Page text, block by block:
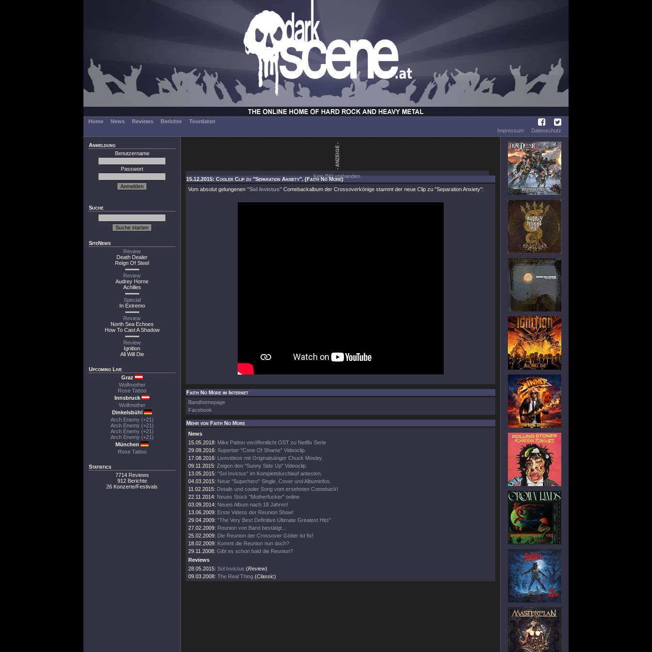
Home News Reviews Berichte
Tourdaten
Impressum
Datenschutz
Anmeldung
Benutzername
Passwort
Suche
SiteNews
Review
Death Dealer
Reign Of Steel
Review
Audrey Horne
Achilles
Special
In Extremo
Review
North Sea Echoes
How To Cast A Shadow
Review
Ignition
All Will Die
Upcoming Live
Graz
Wolfmother
Rose Tattoo
Innsbruck
Wolfmother
Dinkelsbühl
Arch Enemy (+21)
Arch Enemy (+21)
Arch Enemy (+21)
Arch Enemy (+21)
München
Rose Tattoo
Statistics
7714 Reviews
912 Berichte
26 Konzerte/Festivals
Kein Bild vorhanden.
15.12.2015: Cooler Clip zu "Separation Anxiety". (Faith No More)
Vom absolut gelungenen "Sol Invictus" Comebackalbum der Crossoverkönige stammt der neue Clip zu "Separation Anxiety":
Faith No More im Internet
Bandhomepage
Facebook
Mehr von Faith No More
News
15.05.2018: Mike Patton veröffentlicht OST zu Netflix Serie
29.09.2016: Superber "Cone Of Shame" Videoclip.
17.08.2016: Livevideos mit Originalsänger Chuck Mosley.
09.11.2015: Zeigen den "Sunny Side Up" Videoclip.
13.05.2015: "Sol Invictus" im Komplettdurchlauf antesten.
04.03.2015: Neue "Superhero" Single, Cover und Albuminfos.
11.02.2015: Details und cooler Song vom ersehnten Comeback!
22.11.2014: Neues Stück "Motherfucker" online
03.09.2014: Neues Album nach 18 Jahren!
13.06.2009: Erste Videos der Reunion Show!
29.04.2009: "The Very Best Definitive Ultimate Greatest Hits"
27.02.2009: Reunion von Band bestätigt...
25.02.2009: Die Reunion der Crossover Götter ist fix!
18.02.2009: Kommt die Reunion nun doch?
29.11.2008: Gibt es schon bald die Reunion?
Reviews
28.05.2015: Sol Invictus (Review)
09.03.2008: The Real Thing (Classic)